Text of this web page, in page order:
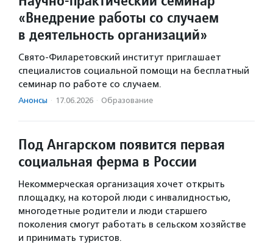
«Внедрение работы со случаем
в деятельность организаций»
Свято-Филаретовский институт приглашает
специалистов социальной помощи на бесплатный
семинар по работе со случаем.
Анонсы · 17.06.2026 · Образование
Под Ангарском появится первая
социальная ферма в России
Некоммерческая организация хочет открыть
площадку, на которой люди с инвалидностью,
многодетные родители и люди старшего
поколения смогут работать в сельском хозяйстве
и принимать туристов.